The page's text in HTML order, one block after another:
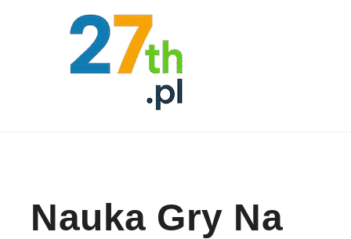
Nauka Gry Na